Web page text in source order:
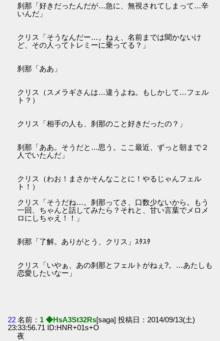
刹那「好きだったんだが…急に、無視されてしまって…辛
いんだ」
クリス「そうなんだー…。ねぇ、名前までは聞かないけ
ど、その人ってトレミーに乗ってる？」
刹那「ああ」
クリス（スメラギさんは…違うよね。もしかして…フェル
ト？）
クリス「相手の人も、刹那のこと好きだったの？」
刹那「ああ。そうだと…思う。ここ最近、ずっと朝まで２
人でいたんだ」
クリス（わお！まさかそんなことに！やるじゃんフェル
ト！）
クリス「そうだね…。刹那ってさ、口数少ないから。もう
一回、ちゃんと話してみたら？それと、甘い言葉でメロメ
ロにしちゃえ！！」
刹那「了解。ありがとう、クリス」ｽﾀｽﾀ
クリス「いやぁ、あの刹那とフェルトがねぇ?。…あたしも
恋愛したいなー」
22 名前： 1 ◆HsA3St32Rs[saga] 投稿日：2014/09/13(土)
23:33:56.71 ID:HNR+01s+O
夜